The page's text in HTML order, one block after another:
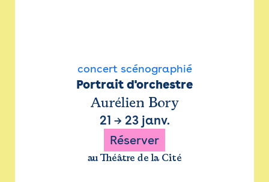
concert scénographié
Portrait d'orchestre
Aurélien Bory
21 → 23 janv.
Réserver
au Théâtre de la Cité